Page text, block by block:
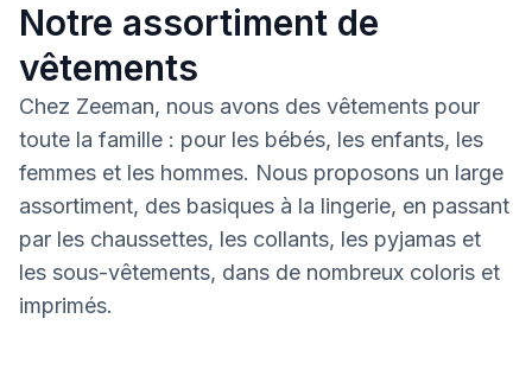
Notre assortiment de
vêtements
Chez Zeeman, nous avons des vêtements pour
toute la famille : pour les bébés, les enfants, les
femmes et les hommes. Nous proposons un large
assortiment, des basiques à la lingerie, en passant
par les chaussettes, les collants, les pyjamas et
les sous-vêtements, dans de nombreux coloris et
imprimés.